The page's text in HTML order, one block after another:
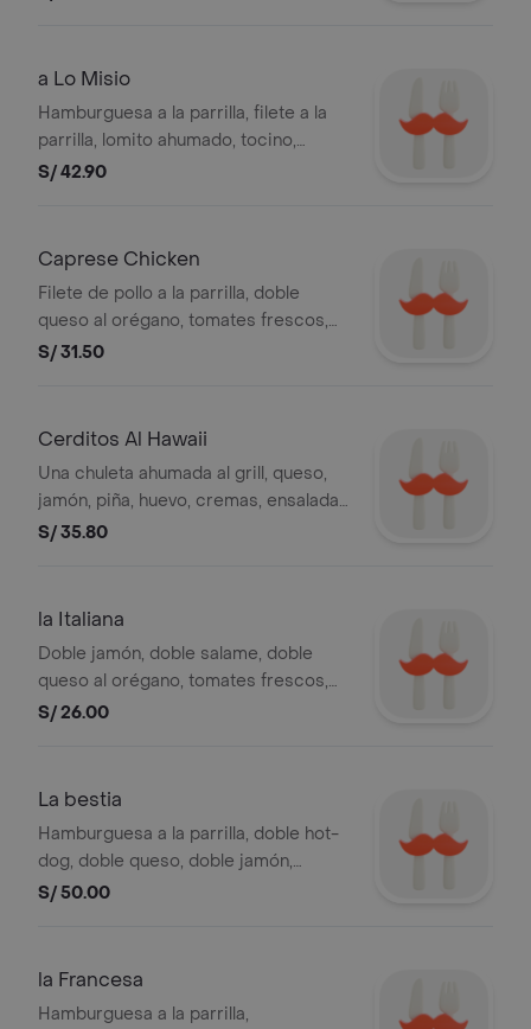
a Lo Misio
Hamburguesa a la parrilla, filete a la
parrilla, lomito ahumado, tocino,
queso, huevo, cremas, ensalada y
S/ 42.90
Caprese Chicken
Filete de pollo a la parrilla, doble
queso al orégano, tomates frescos,
albahaca, salsa de tomate, huevo,
S/ 31.50
Cerditos Al Hawaii
Una chuleta ahumada al grill, queso,
jamón, piña, huevo, cremas, ensalada
y papas al hilo. .
S/ 35.80
la Italiana
Doble jamón, doble salame, doble
queso al orégano, tomates frescos,
salsa de tomate, huevo, cremas,
S/ 26.00
La bestia
Hamburguesa a la parrilla, doble hot-
dog, doble queso, doble jamón,
tocino, huevo, cremas, ensalada y
S/ 50.00
la Francesa
Hamburguesa a la parrilla,